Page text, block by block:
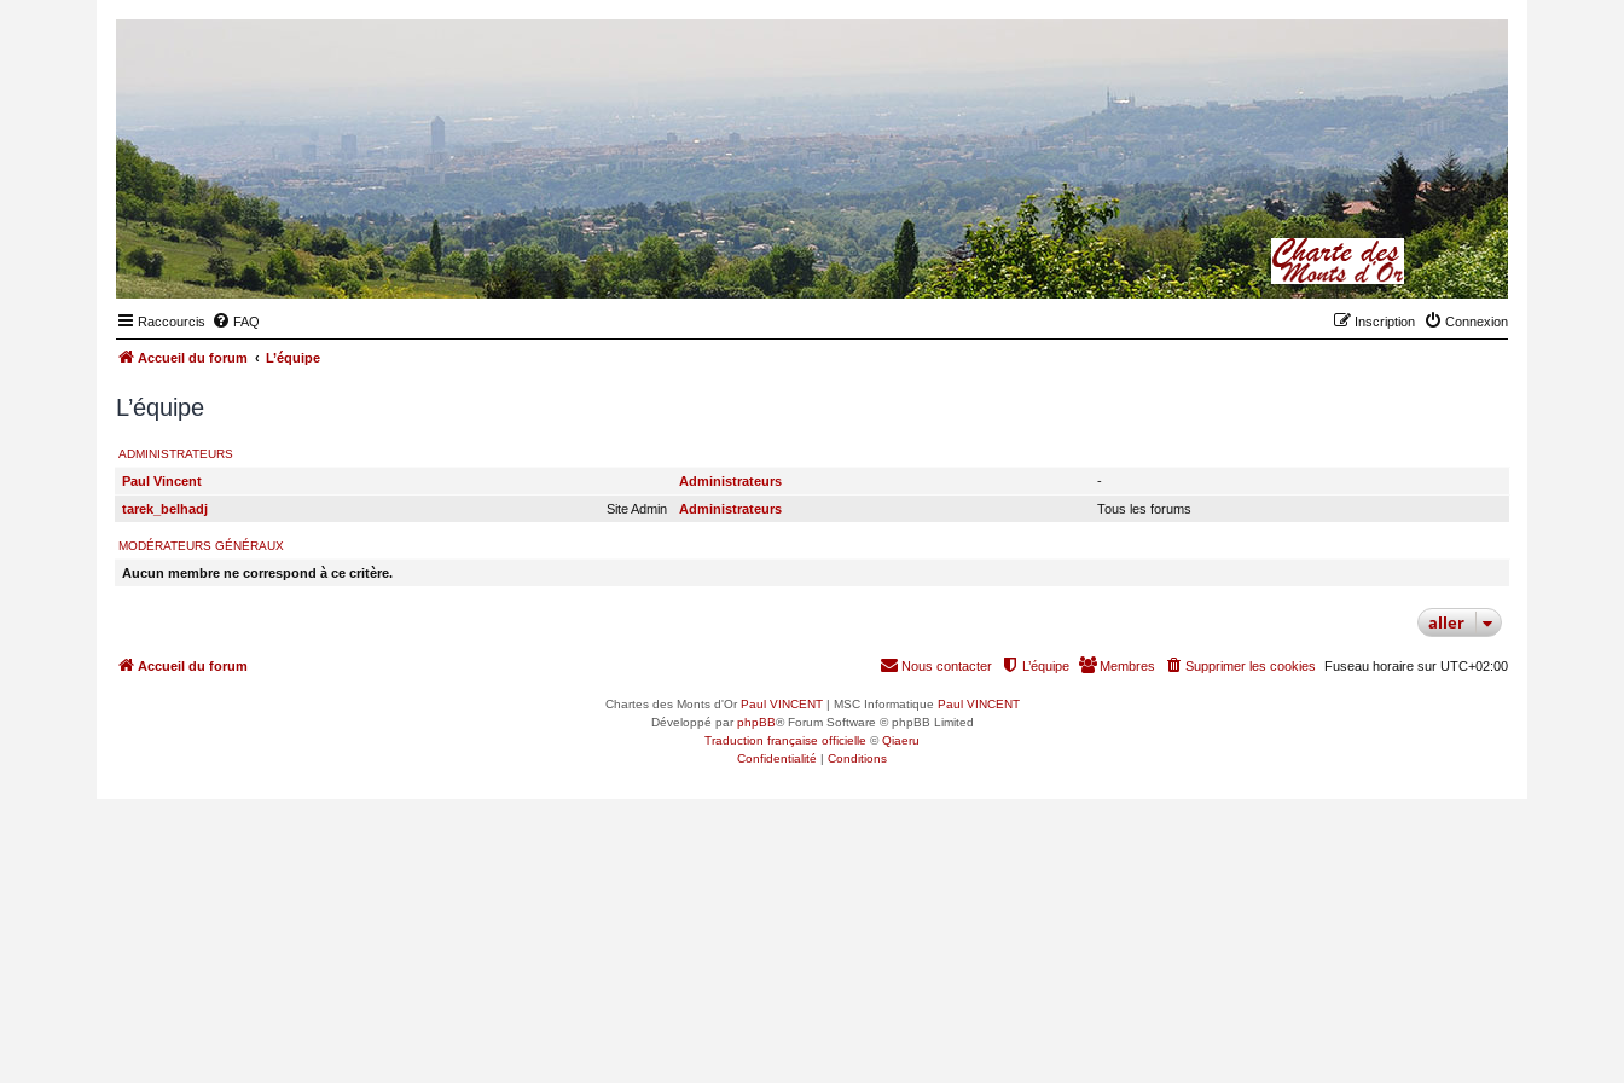
Raccourcis FAQ Connexion
Inscription
Accueil du forum L’équipe
L’équipe
ADMINISTRATEURS
Paul Vincent Administrateurs
-
Site Admin
tarek_belhadj Administrateurs Tous les forums
MODÉRATEURS GÉNÉRAUX
Aucun membre ne correspond à ce critère.
aller
Accueil du forum Fuseau horaire sur UTC+02:00
Supprimer les cookies
Membres
L’équipe
Nous contacter
Chartes des Monts d'OrPaul VINCENT| MSC Informatique Paul VINCENT
Développé parphpBB® Forum Software © phpBB Limited
Traduction française officielle ©Qiaeru
Confidentialité | Conditions